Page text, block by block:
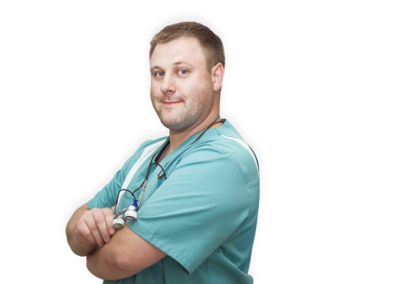
2015 - Функциональная и
эстетическая концепция
восстановления твердых тканей